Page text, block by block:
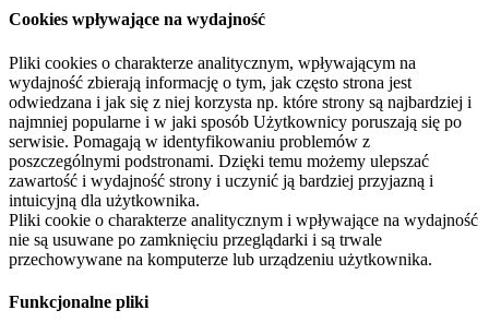
Cookies wpływające na wydajność
Pliki cookies o charakterze analitycznym, wpływającym na
wydajność zbierają informację o tym, jak często strona jest
odwiedzana i jak się z niej korzysta np. które strony są najbardziej i
najmniej popularne i w jaki sposób Użytkownicy poruszają się po
serwisie. Pomagają w identyfikowaniu problemów z
poszczególnymi podstronami. Dzięki temu możemy ulepszać
zawartość i wydajność strony i uczynić ją bardziej przyjazną i
intuicyjną dla użytkownika.
Pliki cookie o charakterze analitycznym i wpływające na wydajność
nie są usuwane po zamknięciu przeglądarki i są trwale
przechowywane na komputerze lub urządzeniu użytkownika.
Funkcjonalne pliki